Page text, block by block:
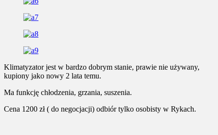
Klimatyzator jest w bardzo dobrym stanie, prawie nie używany,
kupiony jako nowy 2 lata temu.
Ma funkcję chłodzenia, grzania, suszenia.
Cena 1200 zł ( do negocjacji) odbiór tylko osobisty w Rykach.